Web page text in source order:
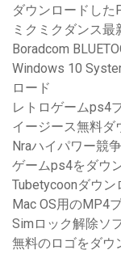
ダウンロードした
ミクミクダンス
Boradcom
Windows 10
ロード
レトロゲームps4
イージース無料ダ
Nraハイパワー競
ゲームps4をダウ
Tubetycoonダウン
Mac OS用のMP4
Simロック解除ソ
無料のロゴをダウ